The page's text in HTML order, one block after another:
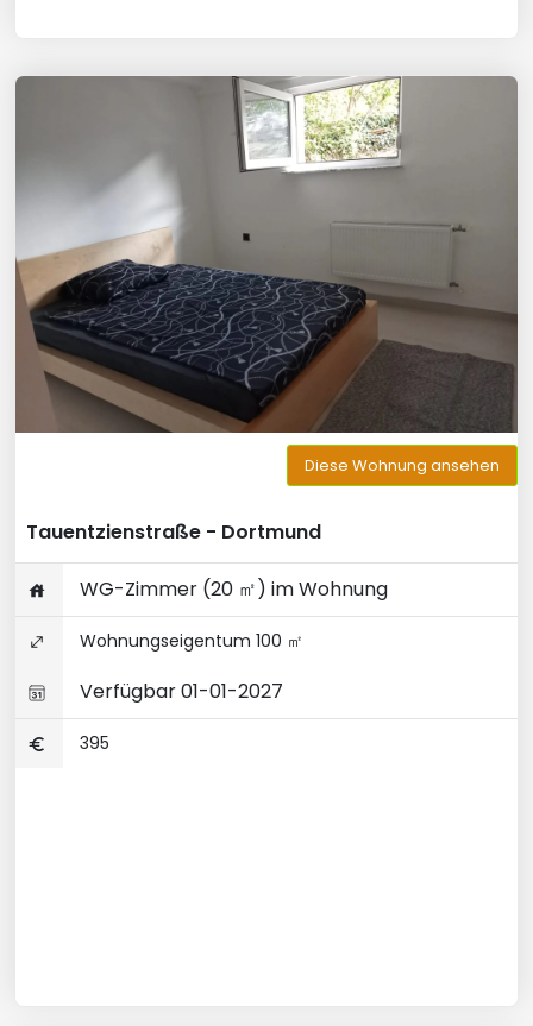
Diese Wohnung ansehen
Tauentzienstraße - Dortmund
WG-Zimmer (20 ㎡) im Wohnung
Wohnungseigentum 100 ㎡
Verfügbar 01-01-2027
395